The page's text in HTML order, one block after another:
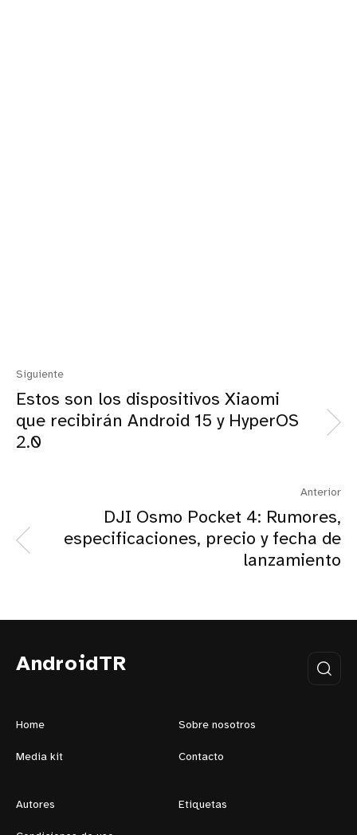
Siguiente
Estos son los dispositivos Xiaomi
que recibirán Android 15 y HyperOS
2.0
Anterior
DJI Osmo Pocket 4: Rumores,
especificaciones, precio y fecha de
lanzamiento
AndroidTR
Home Sobre nosotros
Media kit Contacto
Autores Etiquetas